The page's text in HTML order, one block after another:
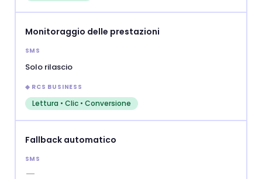
Monitoraggio delle prestazioni
Solo rilascio
Lettura • Clic • Conversione
Fallback automatico
—